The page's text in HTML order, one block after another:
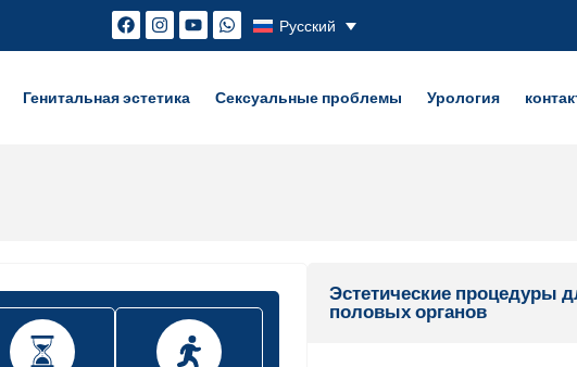
Русский
Генитальная эстетика Сексуальные проблемы Урология
Эстетические процедуры
половых органов